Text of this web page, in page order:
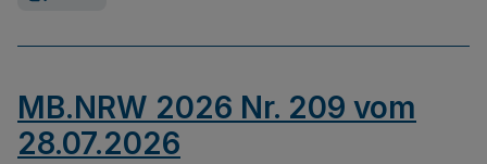
MB.NRW 2026 Nr. 209 vom
28.07.2026